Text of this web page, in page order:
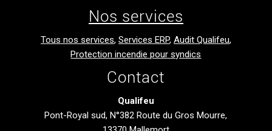
Nos services
Tous nos services, Services ERP, Audit Qualifeu,
Protection incendie pour syndics
Contact
Qualifeu
Pont-Royal sud, N°382 Route du Gros Mourre,